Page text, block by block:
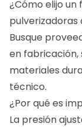
¿Cómo elijo
pulverizadoras
Busque
en fabricación,
materiales
técnico.
¿Por qué es
La presión